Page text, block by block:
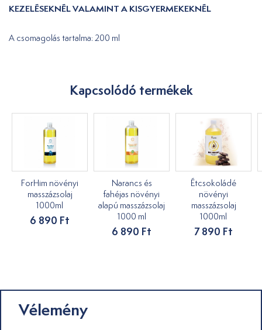
KEZELÉSEKNÉL VALAMINT A KISGYERMEKEKNÉL
A csomagolás tartalma: 200 ml
Kapcsolódó termékek
ForHim növényi
masszázsolaj
1000ml
6 890 Ft
Narancs és
fahéjas növényi
alapú masszázsolaj
1000 ml
6 890 Ft
Étcsokoládé
növényi
masszázsolaj
1000ml
7 890 Ft
Vélemény